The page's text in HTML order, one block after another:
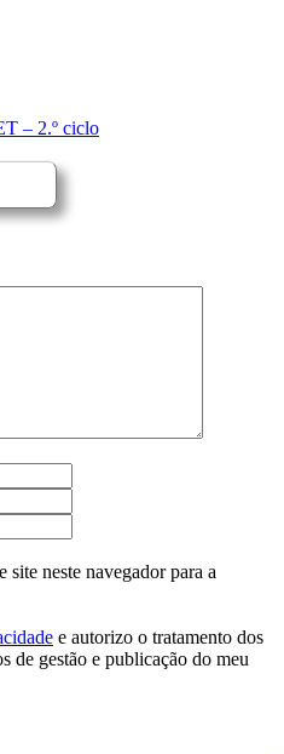
– 2.º ciclo
neste navegador para a
e autorizo o tratamento dos
de gestão e publicação do meu